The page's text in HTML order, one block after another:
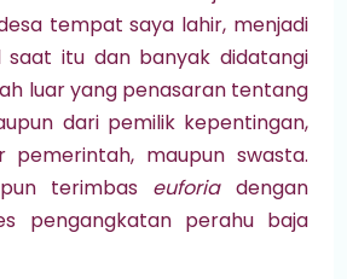
tempat saya lahir, menjadi
itu dan banyak didatangi
luar yang penasaran tentang
dari pemilik kepentingan,
pemerintah, maupun swasta.
terimbas euforiadengan
pengangkatan perahu baja